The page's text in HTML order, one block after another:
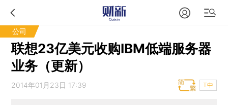
公司
联想23亿美元收购IBM低端服务器
业务（更新）
2014年01月23日 17:39 T中